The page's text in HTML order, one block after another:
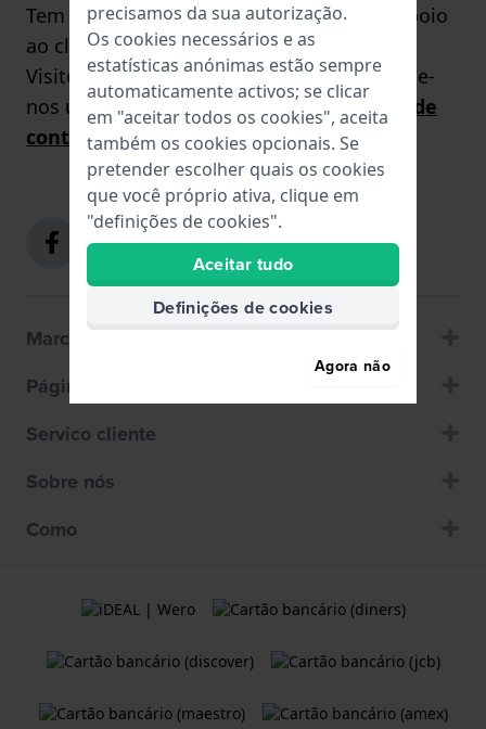
Tem alguma dúvida? A nossa equipa de apoio
ao cliente terá todo o prazer em ajudá-lo!
Visite a nossapágina de contactoou envie-
nos uma pergunta através doformulário de
contacto.
Marcas populares
Páginas populares
Servico cliente
Sobre nós
Como
precisamos da sua autorização.
Os cookies necessários e as
estatísticas anónimas estão sempre
automaticamente activos; se clicar
em "aceitar todos os cookies", aceita
também os cookies opcionais. Se
pretender escolher quais os cookies
que você próprio ativa, clique em
"definições de cookies".
Aceitar tudo
Definições de cookies
Agora não